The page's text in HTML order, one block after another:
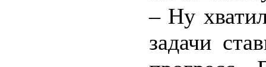
– Ну
задачи